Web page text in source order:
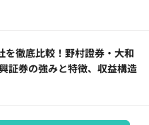
を徹底比較！野村證券・大和
証券の強みと特徴、収益構造